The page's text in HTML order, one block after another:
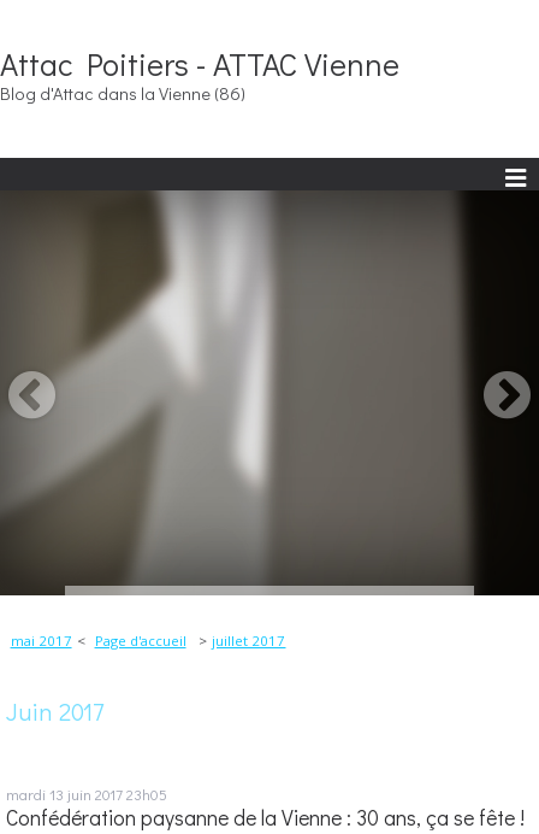
Attac Poitiers - ATTAC Vienne
Blog d'Attac dans la Vienne (86)
mai 2017 Page d'accueil juillet 2017
Juin 2017
mardi 13 juin 201723h05
Confédération paysanne de la Vienne : 30 ans, ça se fête !